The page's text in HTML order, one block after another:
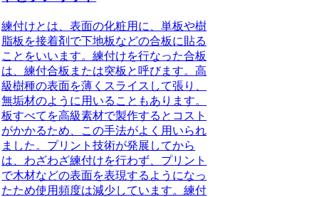
練付けとは、表面の化粧用に、単板や樹
脂板を接着剤で下地板などの合板に貼る
こと をいいます。練付けを行なった合板
は、練付合板または突板と呼びます。高
級樹種の表面を薄くスライスして張り、
無垢材のように用いることもあります。
板すべてを高級素材で製作するとコスト
がかかるため、この手法がよく用いられ
ました。プリント技術が発展してから
は、わざわざ練付けを行わず、プリント
で木材などの表面を表現するようになっ
たため使用頻度は減少しています。練付